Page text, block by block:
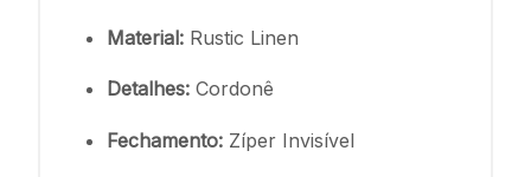
Material: Rustic Linen
Detalhes: Cordonê
Fechamento: Zíper Invisível